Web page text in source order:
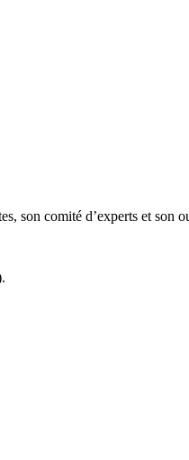
son comité d’experts et son